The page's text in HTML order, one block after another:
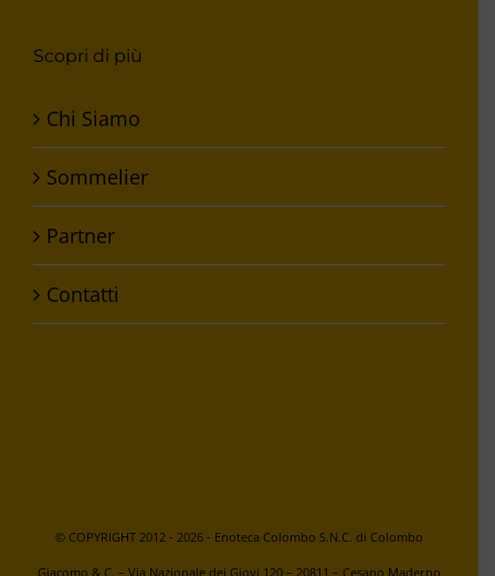
Scopri di più
Chi Siamo
Sommelier
Partner
Contatti
© COPYRIGHT 2012 - 2026 - Enoteca Colombo S.N.C. di Colombo
Giacomo & C. – Via Nazionale dei Giovi,120 – 20811 – Cesano Maderno